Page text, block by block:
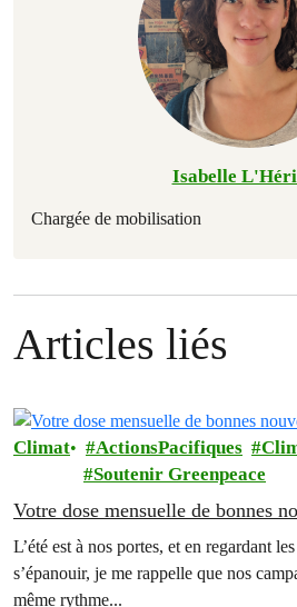
Isabelle
Chargée de mobilisation
Articles liés
Climat ActionsPacifiques
Soutenir Greenpeace
Votre dose mensuelle de bonnes
L’été est à nos portes, et en regardant
s’épanouir, je me rappelle que nos
même rythme...